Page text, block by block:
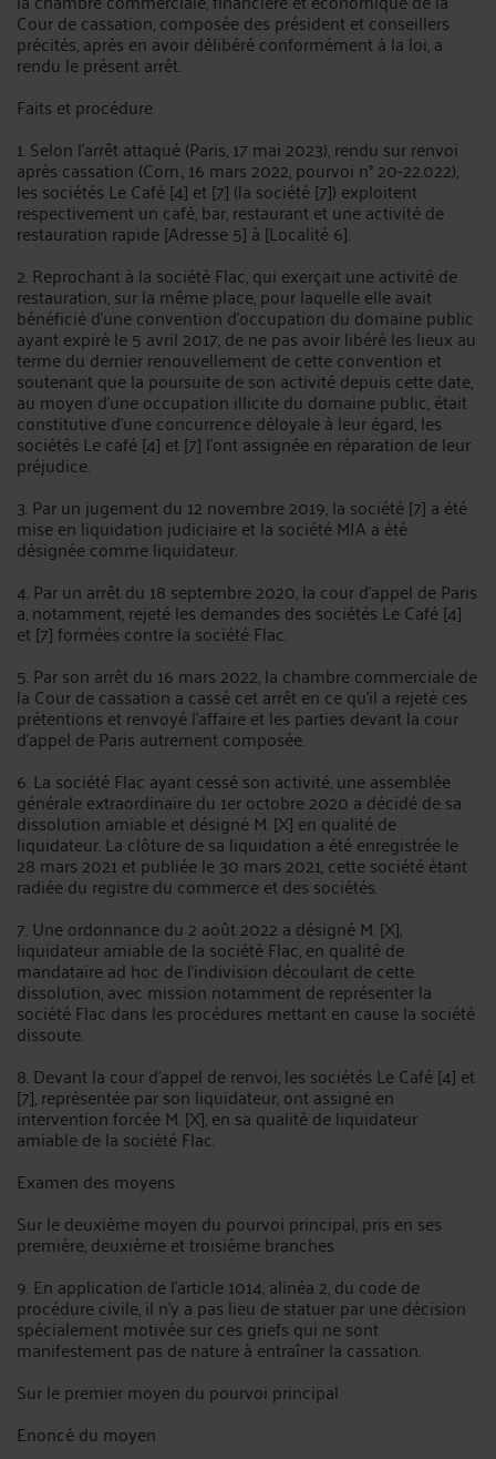
Cour de cassation, composée des président et conseillers
précités, après en avoir délibéré conformément à la loi, a
rendu le présent arrêt.
Faits et procédure
1. Selon l'arrêt attaqué (Paris, 17 mai 2023), rendu sur renvoi
après cassation (Com., 16 mars 2022, pourvoi n° 20-22.022),
les sociétés Le Café [4] et [7] (la société [7]) exploitent
respectivement un café, bar, restaurant et une activité de
restauration rapide [Adresse 5] à [Localité 6].
2. Reprochant à la société Flac, qui exerçait une activité de
restauration, sur la même place, pour laquelle elle avait
bénéficié d'une convention d'occupation du domaine public
ayant expiré le 5 avril 2017, de ne pas avoir libéré les lieux au
terme du dernier renouvellement de cette convention et
soutenant que la poursuite de son activité depuis cette date,
au moyen d'une occupation illicite du domaine public, était
constitutive d'une concurrence déloyale à leur égard, les
sociétés Le café [4] et [7] l'ont assignée en réparation de leur
préjudice.
3. Par un jugement du 12 novembre 2019, la société [7] a été
mise en liquidation judiciaire et la société MJA a été
désignée comme liquidateur.
4. Par un arrêt du 18 septembre 2020, la cour d'appel de Paris
a, notamment, rejeté les demandes des sociétés Le Café [4]
et [7] formées contre la société Flac.
5. Par son arrêt du 16 mars 2022, la chambre commerciale de
la Cour de cassation a cassé cet arrêt en ce qu'il a rejeté ces
prétentions et renvoyé l'affaire et les parties devant la cour
d'appel de Paris autrement composée.
6. La société Flac ayant cessé son activité, une assemblée
générale extraordinaire du 1er octobre 2020 a décidé de sa
dissolution amiable et désigné M. [X] en qualité de
liquidateur. La clôture de sa liquidation a été enregistrée le
28 mars 2021 et publiée le 30 mars 2021, cette société étant
radiée du registre du commerce et des sociétés.
7. Une ordonnance du 2 août 2022 a désigné M. [X],
liquidateur amiable de la société Flac, en qualité de
mandataire ad hoc de l'indivision découlant de cette
dissolution, avec mission notamment de représenter la
société Flac dans les procédures mettant en cause la société
dissoute.
8. Devant la cour d'appel de renvoi, les sociétés Le Café [4] et
[7], représentée par son liquidateur, ont assigné en
intervention forcée M. [X], en sa qualité de liquidateur
amiable de la société Flac.
Examen des moyens
Sur le deuxième moyen du pourvoi principal, pris en ses
première, deuxième et troisième branches
9. En application de l'article 1014, alinéa 2, du code de
procédure civile, il n'y a pas lieu de statuer par une décision
spécialement motivée sur ces griefs qui ne sont
manifestement pas de nature à entraîner la cassation.
Sur le premier moyen du pourvoi principal
Enoncé du moyen